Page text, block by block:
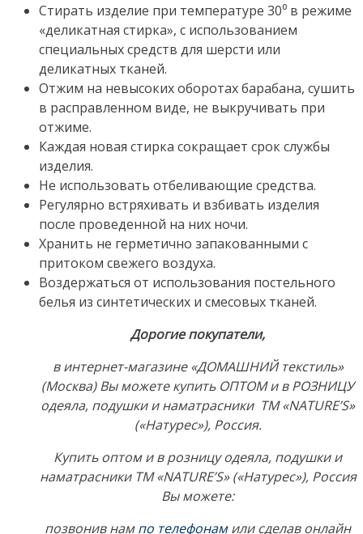
Стирать изделие при температуре 30⁰ в режиме
«деликатная стирка», с использованием
специальных средств для шерсти или
деликатных тканей.
Отжим на невысоких оборотах барабана, сушить
в расправленном виде, не выкручивать при
отжиме.
Каждая новая стирка сокращает срок службы
изделия.
Не использовать отбеливающие средства.
Регулярно встряхивать и взбивать изделия
после проведенной на них ночи.
Хранить не герметично запакованными с
притоком свежего воздуха.
Воздержаться от использования постельного
белья из синтетических и смесовых тканей.
Дорогие покупатели,
в интернет-магазине «ДОМАШНИЙ текстиль»
(Москва) Вы можете купить ОПТОМ и в РОЗНИЦУ
одеяла, подушки и наматрасники ТМ «NATURE’S»
(«Натурес»), Россия.
Купить оптом и в розницу одеяла, подушки и
наматрасники ТМ «NATURE’S» («Натурес»), Россия
Вы можете:
позвонив нам по телефонам или сделав онлайн